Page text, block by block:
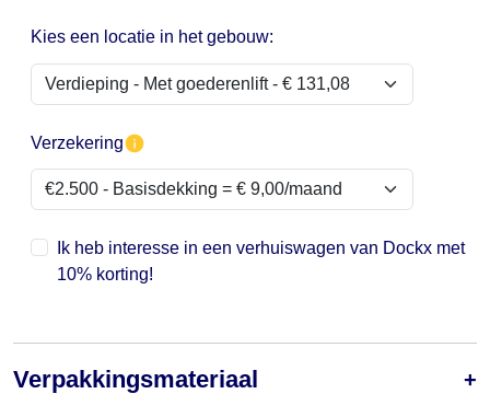
Kies een locatie in het gebouw:
Verzekering
Ik heb interesse in een verhuiswagen van Dockx met
10% korting!
Verpakkingsmateriaal